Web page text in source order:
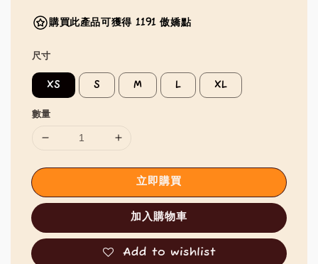
購買此產品可獲得 1191 傲嬌點
尺寸
XS S M L XL
數量
立即購買
加入購物車
Add to wishlist